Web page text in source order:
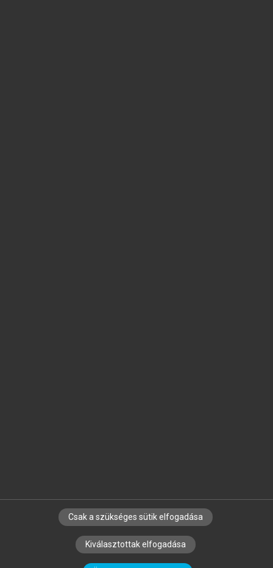
SZERZŐKNEK CÉGEKNEK KÖNYVTÁROSOKNAK
SZERKESZTÉSI ÉS LEKTORÁLÁSI ALAPELVEK
Csak a szükséges sütik elfogadása
Kiválasztottak elfogadása